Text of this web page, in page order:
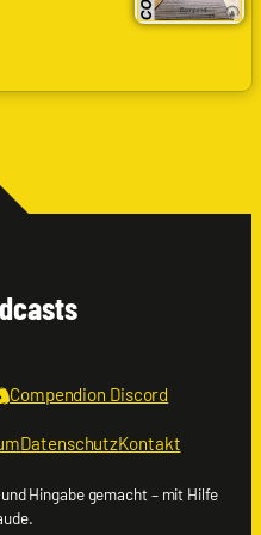
Compendion Discord
DatenschutzKontakt
Hingabe gemacht – mit Hilfe